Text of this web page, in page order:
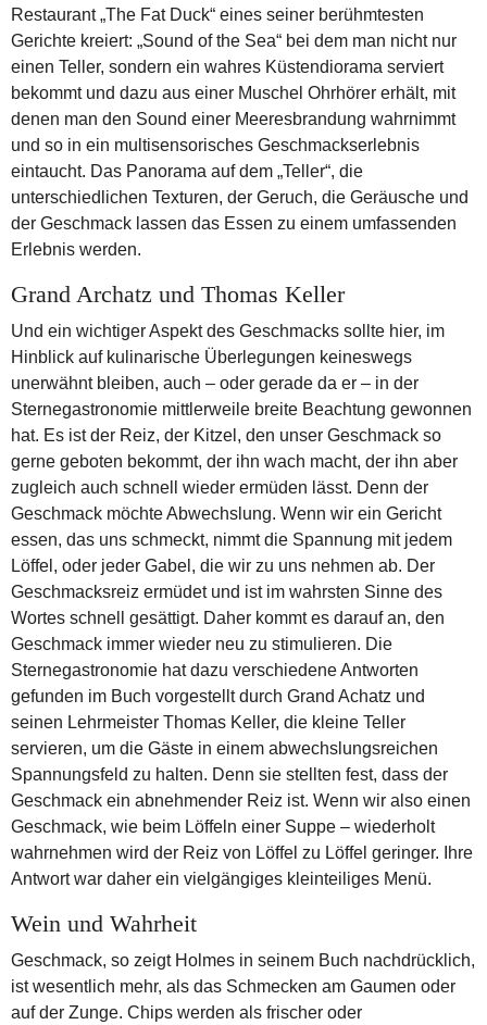
Restaurant „The Fat Duck“ eines seiner berühmtesten
Gerichte kreiert: „Sound of the Sea“ bei dem man nicht nur
einen Teller, sondern ein wahres Küstendiorama serviert
bekommt und dazu aus einer Muschel Ohrhörer erhält, mit
denen man den Sound einer Meeresbrandung wahrnimmt
und so in ein multisensorisches Geschmackserlebnis
eintaucht. Das Panorama auf dem „Teller“, die
unterschiedlichen Texturen, der Geruch, die Geräusche und
der Geschmack lassen das Essen zu einem umfassenden
Erlebnis werden.
Grand Archatz und Thomas Keller
Und ein wichtiger Aspekt des Geschmacks sollte hier, im
Hinblick auf kulinarische Überlegungen keineswegs
unerwähnt bleiben, auch – oder gerade da er – in der
Sternegastronomie mittlerweile breite Beachtung gewonnen
hat. Es ist der Reiz, der Kitzel, den unser Geschmack so
gerne geboten bekommt, der ihn wach macht, der ihn aber
zugleich auch schnell wieder ermüden lässt. Denn der
Geschmack möchte Abwechslung. Wenn wir ein Gericht
essen, das uns schmeckt, nimmt die Spannung mit jedem
Löffel, oder jeder Gabel, die wir zu uns nehmen ab. Der
Geschmacksreiz ermüdet und ist im wahrsten Sinne des
Wortes schnell gesättigt. Daher kommt es darauf an, den
Geschmack immer wieder neu zu stimulieren. Die
Sternegastronomie hat dazu verschiedene Antworten
gefunden im Buch vorgestellt durch Grand Achatz und
seinen Lehrmeister Thomas Keller, die kleine Teller
servieren, um die Gäste in einem abwechslungsreichen
Spannungsfeld zu halten. Denn sie stellten fest, dass der
Geschmack ein abnehmender Reiz ist. Wenn wir also einen
Geschmack, wie beim Löffeln einer Suppe – wiederholt
wahrnehmen wird der Reiz von Löffel zu Löffel geringer. Ihre
Antwort war daher ein vielgängiges kleinteiliges Menü.
Wein und Wahrheit
Geschmack, so zeigt Holmes in seinem Buch nachdrücklich,
ist wesentlich mehr, als das Schmecken am Gaumen oder
auf der Zunge. Chips werden als frischer oder